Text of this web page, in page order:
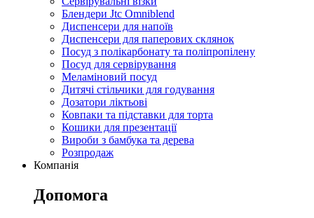
Блендери Jtc Omniblend
Диспенсери для напоїв
Диспенсери для паперових склянок
Посуд з полікарбонату та поліпропілену
Посуд для сервірування
Меламіновий посуд
Дитячі стільчики для годування
Дозатори ліктьові
Ковпаки та підставки для торта
Кошики для презентації
Вироби з бамбука та дерева
Розпродаж
Компанія
Допомога